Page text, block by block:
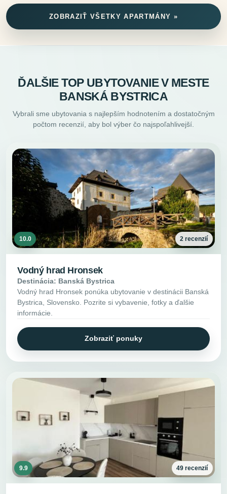
ZOBRAZIŤ VŠETKY APARTMÁNY »
ĎALŠIE TOP UBYTOVANIE V MESTE
BANSKÁ BYSTRICA
Vybrali sme ubytovania s najlepším hodnotením a dostatočným
počtom recenzií, aby bol výber čo najspoľahlivejší.
10.0 2 recenzií
Vodný hrad Hronsek
Destinácia: Banská Bystrica
Vodný hrad Hronsek ponúka ubytovanie v destinácii Banská
Bystrica, Slovensko. Pozrite si vybavenie, fotky a ďalšie
informácie.
Zobraziť ponuky
9.9 49 recenzií